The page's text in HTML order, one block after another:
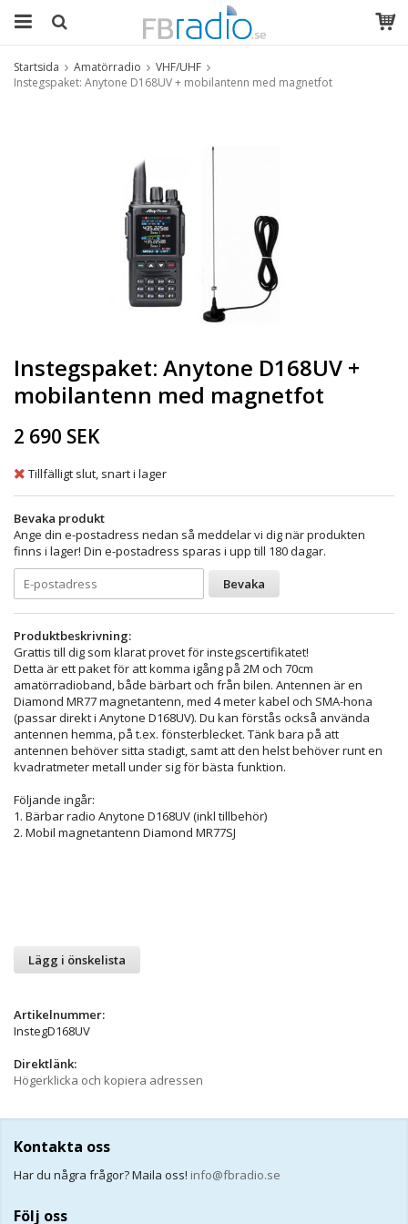
Startsida Amatörradio
VHF/UHF
Instegspaket: Anytone D168UV + mobilantenn med magnetfot
Instegspaket: Anytone D168UV +
mobilantenn med magnetfot
2 690 SEK
Tillfälligt slut, snart i lager
Bevaka produkt
Ange din e-postadress nedan så meddelar vi dig när produkten
finns i lager! Din e-postadress sparas i upp till 180 dagar.
Bevaka
Produktbeskrivning:
Grattis till dig som klarat provet för instegscertifikatet!
Detta är ett paket för att komma igång på 2M och 70cm
amatörradioband, både bärbart och från bilen. Antennen är en
Diamond MR77 magnetantenn, med 4 meter kabel och SMA-hona
(passar direkt i Anytone D168UV). Du kan förstås också använda
antennen hemma, på t.ex. fönsterblecket. Tänk bara på att
antennen behöver sitta stadigt, samt att den helst behöver runt en
kvadratmeter metall under sig för bästa funktion.
Följande ingår:
1. Bärbar radio Anytone D168UV (inkl tillbehör)
2. Mobil magnetantenn Diamond MR77SJ
Lägg i önskelista
Artikelnummer:
InstegD168UV
Direktlänk:
Högerklicka och kopiera adressen
Kontakta oss
Har du några frågor? Maila oss! info@fbradio.se
Följ oss